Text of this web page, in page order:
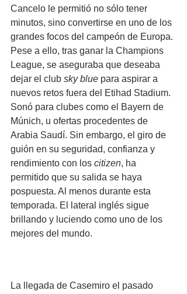
Cancelo le permitió no sólo tener
minutos, sino convertirse en uno de los
grandes focos del campeón de Europa.
Pese a ello, tras ganar la Champions
League, se aseguraba que deseaba
dejar el club sky blue para aspirar a
nuevos retos fuera del Etihad Stadium.
Sonó para clubes como el Bayern de
Múnich, u ofertas procedentes de
Arabia Saudí. Sin embargo, el giro de
guión en su seguridad, confianza y
rendimiento con los citizen, ha
permitido que su salida se haya
pospuesta. Al menos durante esta
temporada. El lateral inglés sigue
brillando y luciendo como uno de los
mejores del mundo.
La llegada de Casemiro el pasado